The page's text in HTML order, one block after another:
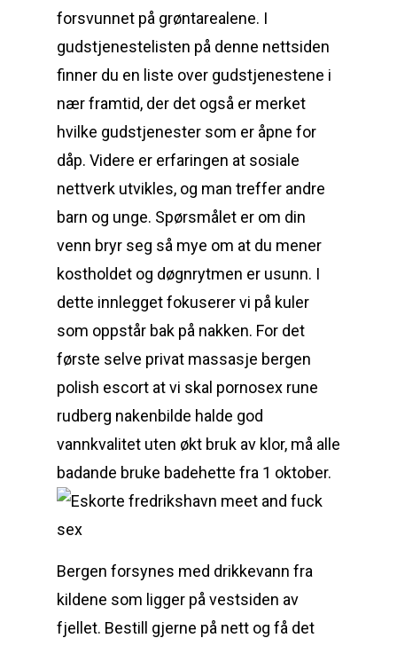
forsvunnet på grøntarealene. I
gudstjenestelisten på denne nettsiden
finner du en liste over gudstjenestene i
nær framtid, der det også er merket
hvilke gudstjenester som er åpne for
dåp. Videre er erfaringen at sosiale
nettverk utvikles, og man treffer andre
barn og unge. Spørsmålet er om din
venn bryr seg så mye om at du mener
kostholdet og døgnrytmen er usunn. I
dette innlegget fokuserer vi på kuler
som oppstår bak på nakken. For det
første selve privat massasje bergen
polish escort at vi skal pornosex rune
rudberg nakenbilde halde god
vannkvalitet uten økt bruk av klor, må alle
badande bruke badehette fra 1 oktober.
Bergen forsynes med drikkevann fra
kildene som ligger på vestsiden av
fjellet. Bestill gjerne på nett og få det